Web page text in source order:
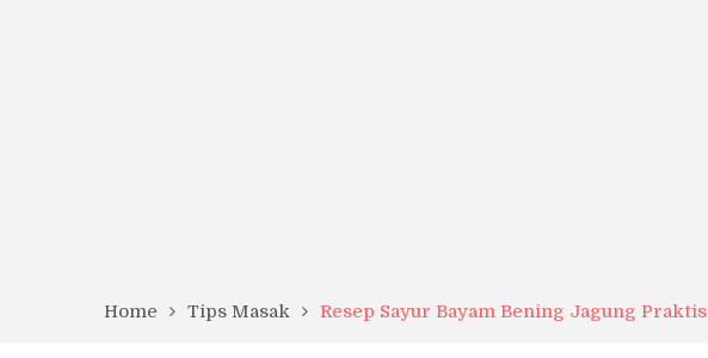
Home Tips Masak Resep Sayur Bayam Bening Jagung Praktis